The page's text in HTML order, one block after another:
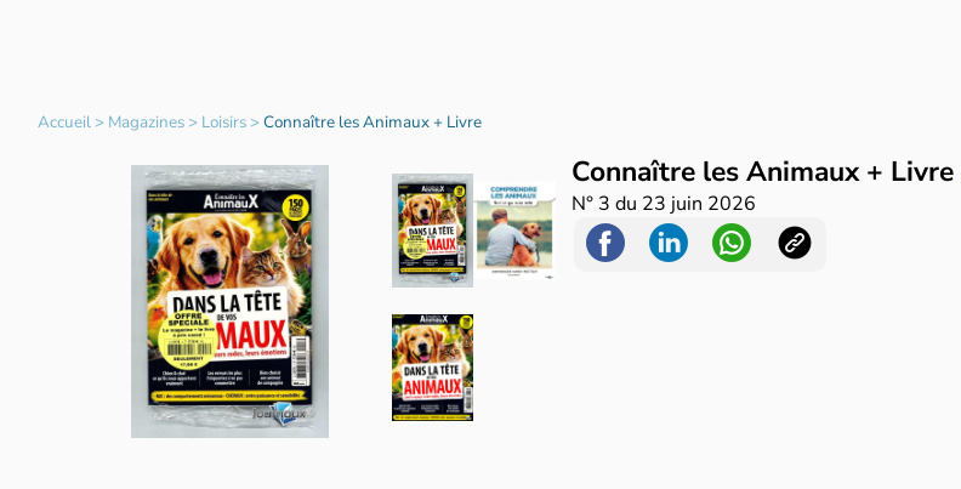
Accueil> Magazines> Loisirs>Connaître les Animaux + Livre
Connaître les Animaux + Livre
N° 3 du 23 juin 2026